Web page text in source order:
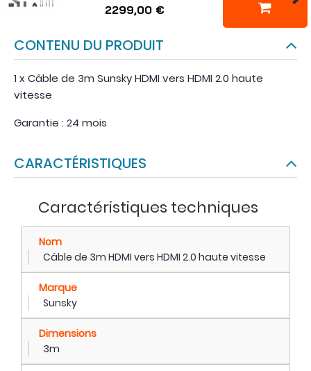
2299,00 €
CONTENU DU PRODUIT
1 x Câble de 3m Sunsky HDMI vers HDMI 2.0 haute
vitesse
Garantie : 24 mois
CARACTÉRISTIQUES
Caractéristiques techniques
Nom
Câble de 3m HDMI vers HDMI 2.0 haute vitesse
Marque
Sunsky
Dimensions
3m